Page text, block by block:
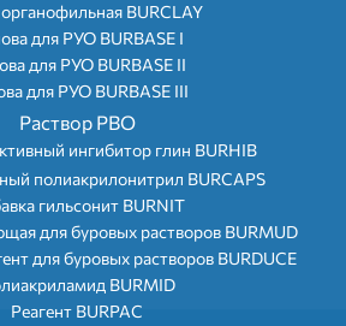
BURCLAY
для РУО BURBASE I
для РУО BURBASE II
для РУО BURBASE III
Раствор РВО
ингибитор глин BURHIB
полиакрилонитрил BURCAPS
гильсонит BURNIT
для буровых растворов BURMUD
для буровых растворов BURDUCE
BURMID
Реагент BURPAC